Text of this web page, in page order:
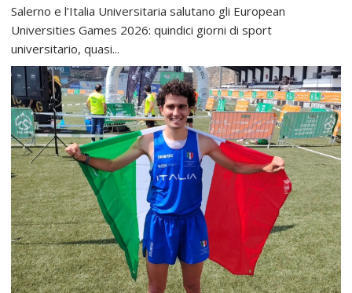
Salerno e l’Italia Universitaria salutano gli European
Universities Games 2026: quindici giorni di sport
universitario, quasi...